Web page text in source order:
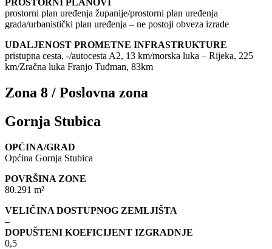
PROSTORNI PLANOVI
prostorni plan uređenja županije/prostorni plan uređenja
grada/urbanistički plan uređenja – ne postoji obveza izrade
UDALJENOST PROMETNE INFRASTRUKTURE
pristupna cesta, -/autocesta A2, 13 km/morska luka – Rijeka, 225
km/Zračna luka Franjo Tuđman, 83km
Zona 8 / Poslovna zona
Gornja Stubica
OPĆINA/GRAD
Općina Gornja Stubica
POVRŠINA ZONE
80.291 m²
VELIČINA DOSTUPNOG ZEMLJIŠTA
–
DOPUŠTENI KOEFICIJENT IZGRADNJE
0,5